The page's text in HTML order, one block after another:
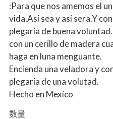
:Para que nos amemos el
vida.Asi sea y asi sera.Y
plegaria de buena
con un cerillo de madera
haga en luna menguante.
Encienda una veladora y
plegaria de una volutad.
Hecho en Mexico
数量